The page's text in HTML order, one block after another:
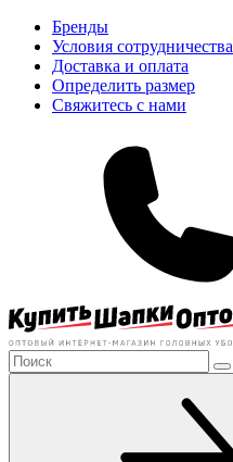
Бренды
Условия сотрудничества
Доставка и оплата
Определить размер
Свяжитесь с нами